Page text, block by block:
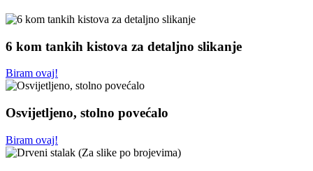
6 kom tankih kistova za detaljno slikanje
Biram ovaj!
Osvijetljeno, stolno povećalo
Biram ovaj!